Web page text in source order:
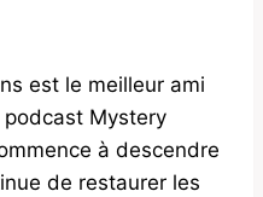
est le meilleur ami
podcast Mystery
à descendre
de restaurer les